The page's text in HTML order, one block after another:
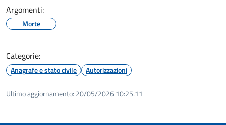
Argomenti:
Morte
Categorie:
Anagrafe e stato civile Autorizzazioni
Ultimo aggiornamento: 20/05/2026 10:25.11